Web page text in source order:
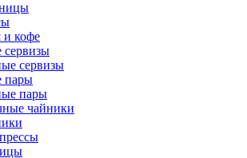
и кофе
сервизы
пары
пары
чайники